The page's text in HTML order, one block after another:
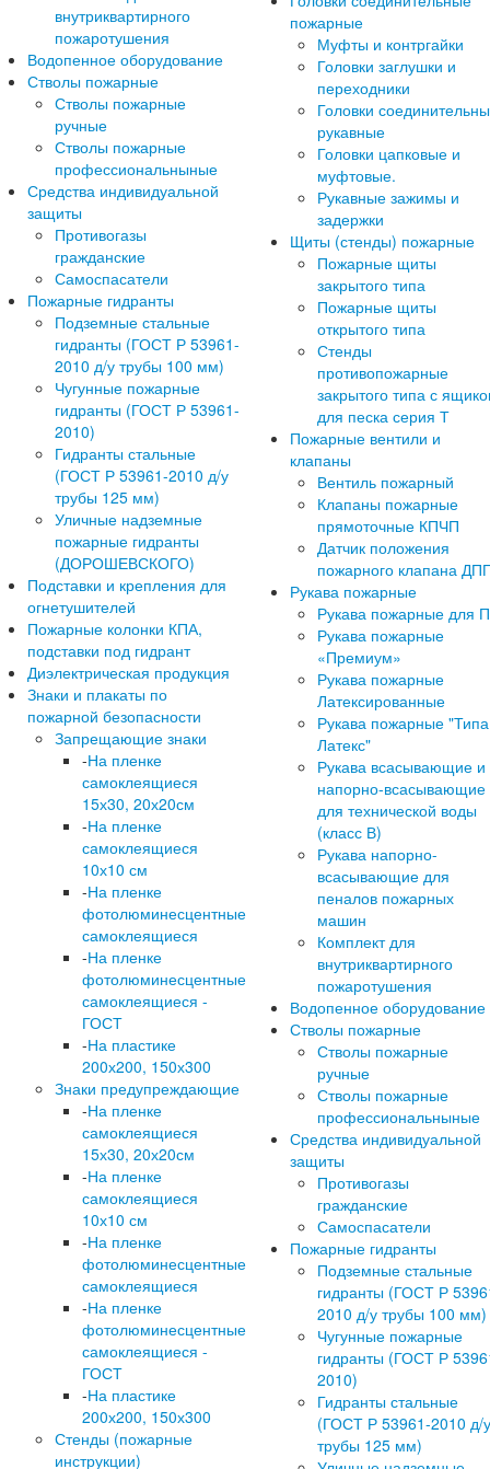
внутриквартирного
пожаротушения
Водопенное оборудование
Стволы пожарные
Стволы пожарные
ручные
Стволы пожарные
профессиональныные
Средства индивидуальной
защиты
Противогазы
гражданские
Самоспасатели
Пожарные гидранты
Подземные стальные
гидранты (ГОСТ Р 53961-
2010 д/у трубы 100 мм)
Чугунные пожарные
гидранты (ГОСТ Р 53961-
2010)
Гидранты стальные
(ГОСТ Р 53961-2010 д/у
трубы 125 мм)
Уличные надземные
пожарные гидранты
(ДОРОШЕВСКОГО)
Подставки и крепления для
огнетушителей
Пожарные колонки КПА,
подставки под гидрант
Диэлектрическая продукция
Знаки и плакаты по
пожарной безопасности
Запрещающие знаки
-На пленке
самоклеящиеся
15х30, 20х20см
-На пленке
самоклеящиеся
10х10 см
-На пленке
фотолюминесцентные
самоклеящиеся
-На пленке
фотолюминесцентные
самоклеящиеся -
ГОСТ
-На пластике
200х200, 150х300
Знаки предупреждающие
-На пленке
самоклеящиеся
15х30, 20х20см
-На пленке
самоклеящиеся
10х10 см
-На пленке
фотолюминесцентные
самоклеящиеся
-На пленке
фотолюминесцентные
самоклеящиеся -
ГОСТ
-На пластике
200х200, 150х300
Стенды (пожарные
инструкции)
пожарные
Муфты и контргайки
Головки заглушки и
переходники
Головки
рукавные
Головки цапковые и
муфтовые.
Рукавные зажимы и
задержки
Щиты (стенды) пожарные
Пожарные щиты
закрытого типа
Пожарные щиты
открытого типа
Стенды
противопожарные
закрытого типа с
для песка серия Т
Пожарные вентили и
клапаны
Вентиль пожарный
Клапаны пожарные
прямоточные КПЧП
Датчик положения
пожарного клапана
Рукава пожарные
Рукава пожарные для
Рукава пожарные
«Премиум»
Рукава пожарные
Латексированные
Рукава пожарные "Типа
Латекс"
Рукава всасывающие и
напорно-всасывающие
для технической воды
(класс В)
Рукава напорно-
всасывающие для
пеналов пожарных
машин
Комплект для
внутриквартирного
пожаротушения
Водопенное оборудование
Стволы пожарные
Стволы пожарные
ручные
Стволы пожарные
профессиональныные
Средства индивидуальной
защиты
Противогазы
гражданские
Самоспасатели
Пожарные гидранты
Подземные стальные
гидранты (ГОСТ Р
2010 д/у трубы 100 мм)
Чугунные пожарные
гидранты (ГОСТ Р
2010)
Гидранты стальные
(ГОСТ Р 53961-2010 д/у
трубы 125 мм)